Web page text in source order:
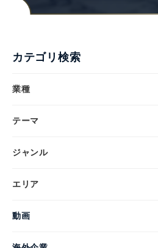
カテゴリ検索
業種
テーマ
ジャンル
エリア
動画